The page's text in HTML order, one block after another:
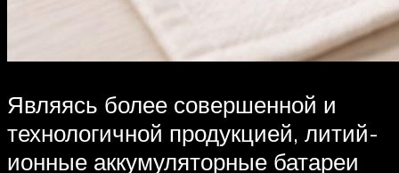
Являясь более совершенной и
технологичной продукцией, литий-
ионные аккумуляторные батареи